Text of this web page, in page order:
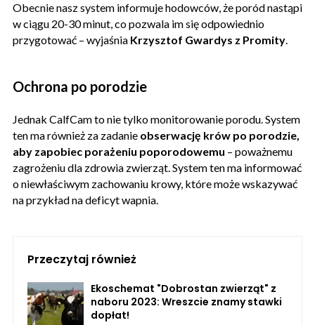
Obecnie nasz system informuje hodowców, że poród nastąpi
w ciągu 20-30 minut, co pozwala im się odpowiednio
przygotować – wyjaśnia Krzysztof Gwardys z Promity.
Ochrona po porodzie
Jednak CalfCam to nie tylko monitorowanie porodu. System
ten ma również za zadanie obserwację krów po porodzie,
aby zapobiec porażeniu poporodowemu – poważnemu
zagrożeniu dla zdrowia zwierząt. System ten ma informować
o niewłaściwym zachowaniu krowy, które może wskazywać
na przykład na deficyt wapnia.
Przeczytaj również
Ekoschemat "Dobrostan zwierząt" z
naboru 2023: Wreszcie znamy stawki
dopłat!